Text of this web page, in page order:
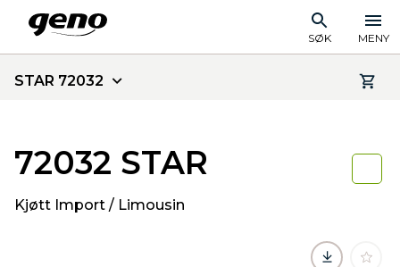
SØK MENY
STAR 72032
72032 STAR
Kjøtt Import / Limousin